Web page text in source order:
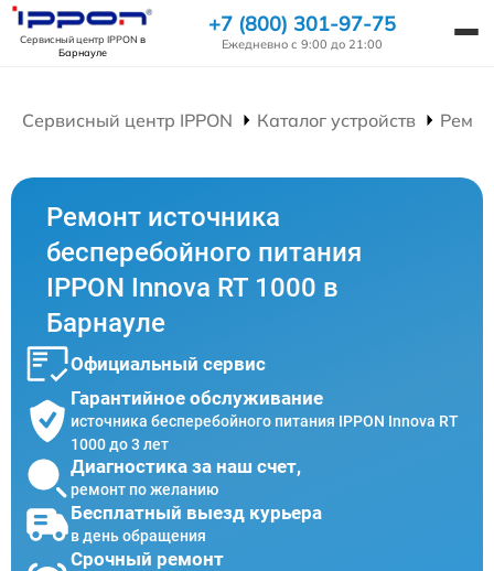
Сервисный центр IPPON в
Барнауле
+7 (800) 301-97-75
Ежедневно с 9:00 до 21:00
Сервисный центр IPPON Каталог устройств
Ремонт источника
бесперебойного питания
IPPON Innova RT 1000 в
Барнауле
Официальный сервис
Гарантийное обслуживание
источника бесперебойного питания IPPON Innova RT
1000 до 3 лет
Диагностика за наш счет,
ремонт по желанию
Бесплатный выезд курьера
в день обращения
Срочный ремонт